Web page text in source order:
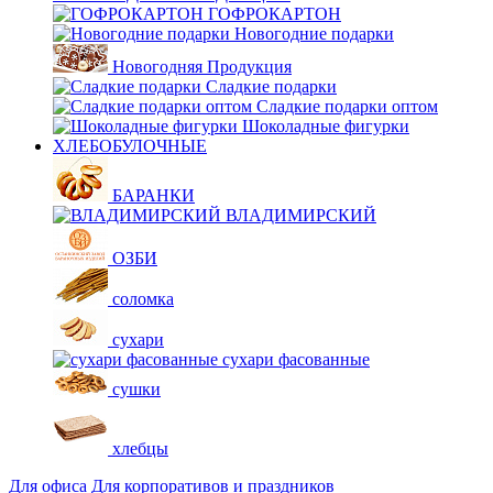
ГОФРОКАРТОН
Новогодние подарки
Новогодняя Продукция
Сладкие подарки
Сладкие подарки оптом
Шоколадные фигурки
ХЛЕБОБУЛОЧНЫЕ
БАРАНКИ
ВЛАДИМИРСКИЙ
ОЗБИ
соломка
сухари
сухари фасованные
сушки
хлебцы
Для офиса Для корпоративов и праздников